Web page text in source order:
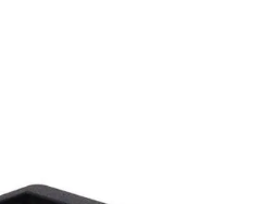
6. lavaliera